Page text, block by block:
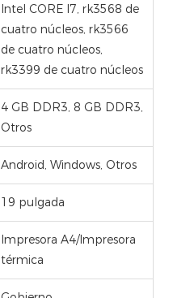
Intel CORE I7, rk3568 de
cuatro núcleos, rk3566
de cuatro núcleos,
rk3399 de cuatro núcleos
4 GB DDR3, 8 GB DDR3,
Otros
Android, Windows, Otros
19 pulgada
Impresora A4/Impresora
térmica